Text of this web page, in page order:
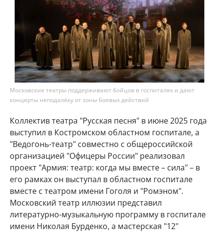
Московские театры поддерживают бойцов в госпиталях и дают
концерты неподалёку от зоны боевых действий
Коллектив театра "Русская песня" в июне 2025 года
выступил в Костромском областном госпитале, а
"Ведогонь-театр" совместно с общероссийской
организацией "Офицеры России" реализовал
проект "Армия: театр: когда мы вместе – сила" – в
его рамках он выступал в областном госпитале
вместе с театром имени Гоголя и "Ромэном".
Московский театр иллюзии представил
литературно-музыкальную программу в госпитале
имени Николая Бурденко, а мастерская "12"